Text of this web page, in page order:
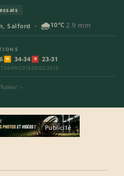
Salford · 🌧️10°C 2.9 mm
N 34-34
24/09/2016
D 23-31
20/02/2016
: -
Publicité